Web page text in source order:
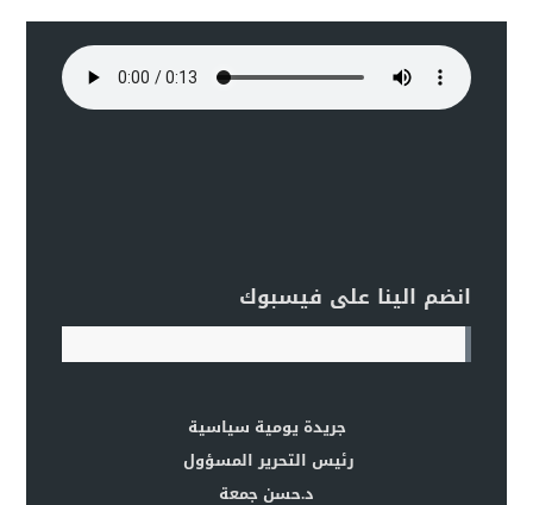
انضم الينا على فيسبوك
جريدة يومية سياسية
رئيس التحرير المسؤول
د.حسن جمعة